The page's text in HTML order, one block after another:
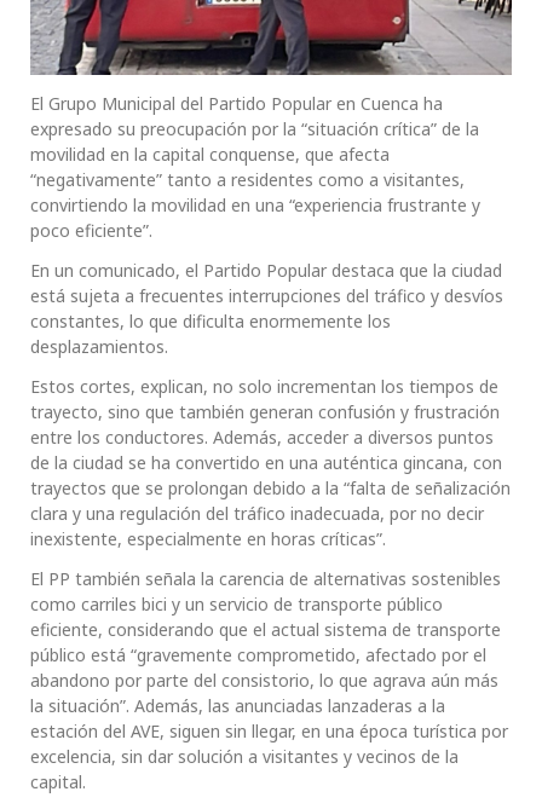
El Grupo Municipal del Partido Popular en Cuenca ha
expresado su preocupación por la “situación crítica” de la
movilidad en la capital conquense, que afecta
“negativamente” tanto a residentes como a visitantes,
convirtiendo la movilidad en una “experiencia frustrante y
poco eficiente”.
En un comunicado, el Partido Popular destaca que la ciudad
está sujeta a frecuentes interrupciones del tráfico y desvíos
constantes, lo que dificulta enormemente los
desplazamientos.
Estos cortes, explican, no solo incrementan los tiempos de
trayecto, sino que también generan confusión y frustración
entre los conductores. Además, acceder a diversos puntos
de la ciudad se ha convertido en una auténtica gincana, con
trayectos que se prolongan debido a la “falta de señalización
clara y una regulación del tráfico inadecuada, por no decir
inexistente, especialmente en horas críticas”.
El PP también señala la carencia de alternativas sostenibles
como carriles bici y un servicio de transporte público
eficiente, considerando que el actual sistema de transporte
público está “gravemente comprometido, afectado por el
abandono por parte del consistorio, lo que agrava aún más
la situación”. Además, las anunciadas lanzaderas a la
estación del AVE, siguen sin llegar, en una época turística por
excelencia, sin dar solución a visitantes y vecinos de la
capital.